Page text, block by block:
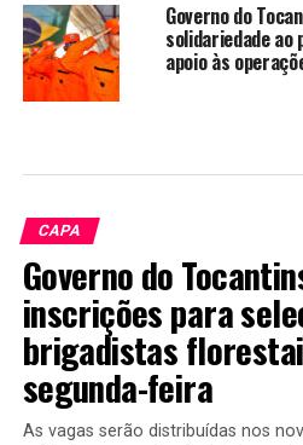
Governo do
solidariedade ao
apoio às
CAPA
Governo do
inscrições para
brigadistas
segunda-feira
As vagas serão distribuídas nos